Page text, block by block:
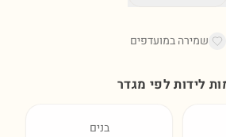
שמירה במועדפים
לידות לפי מגדר
בנים